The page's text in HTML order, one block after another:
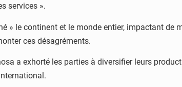
services ».
» le continent et le monde entier, impactant
ces désagréments.
a exhorté les parties à diversifier leurs